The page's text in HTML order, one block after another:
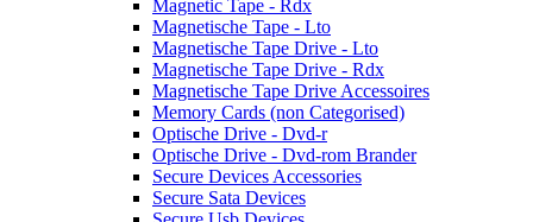
Magnetic Tape - Rdx
Magnetische Tape - Lto
Magnetische Tape Drive - Lto
Magnetische Tape Drive - Rdx
Magnetische Tape Drive Accessoires
Memory Cards (non Categorised)
Optische Drive - Dvd-r
Optische Drive - Dvd-rom Brander
Secure Devices Accessories
Secure Sata Devices